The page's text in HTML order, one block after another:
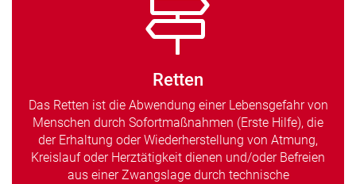
Retten
Das Retten ist die Abwendung einer Lebensgefahr von
Menschen durch Sofortmaßnahmen (Erste Hilfe), die
der Erhaltung oder Wiederherstellung von Atmung,
Kreislauf oder Herztätigkeit dienen und/oder Befreien
aus einer Zwangslage durch technische